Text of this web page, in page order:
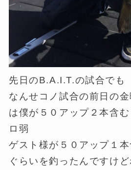
先日のB.A.I.T.の試合でも
なんせコノ試合の前日の
は僕が５０アップ２本含
ロ弱
ゲスト様が５０アップ１
ぐらいを釣ったんですけど